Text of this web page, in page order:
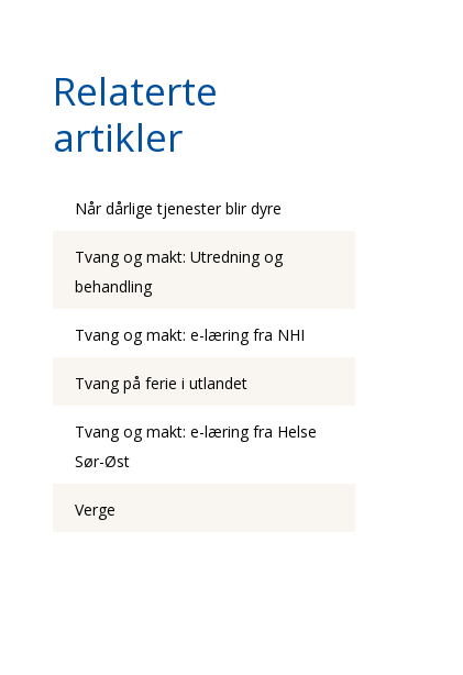
Relaterte
artikler
Når dårlige tjenester blir dyre
Tvang og makt: Utredning og
behandling
Tvang og makt: e-læring fra NHI
Tvang på ferie i utlandet
Tvang og makt: e-læring fra Helse
Sør-Øst
Verge